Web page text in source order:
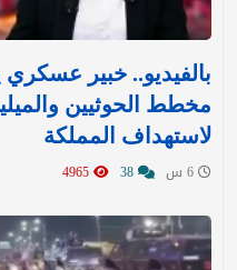
بالفيديو.. خبير
مخطط الحوثيين
لاستهداف المملكة